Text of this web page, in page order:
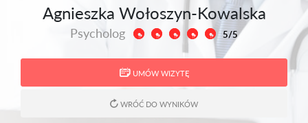
Agnieszka Wołoszyn-Kowalska
Psycholog 5/5
UMÓW WIZYTĘ
WRÓĆ DO WYNIKÓW